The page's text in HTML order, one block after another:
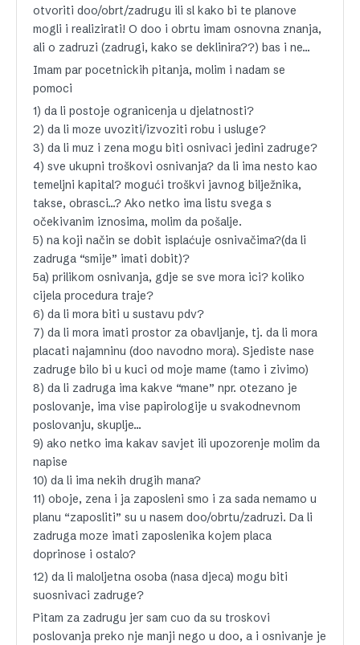
otvoriti doo/obrt/zadrugu ili sl kako bi te planove
mogli i realizirati! O doo i obrtu imam osnovna znanja,
ali o zadruzi (zadrugi, kako se deklinira??) bas i ne…
Imam par pocetnickih pitanja, molim i nadam se
pomoci
1) da li postoje ogranicenja u djelatnosti?
2) da li moze uvoziti/izvoziti robu i usluge?
3) da li muz i zena mogu biti osnivaci jedini zadruge?
4) sve ukupni troškovi osnivanja? da li ima nesto kao
temeljni kapital? mogući troškvi javnog bilježnika,
takse, obrasci…? Ako netko ima listu svega s
očekivanim iznosima, molim da pošalje.
5) na koji način se dobit isplaćuje osnivačima?(da li
zadruga “smije” imati dobit)?
5a) prilikom osnivanja, gdje se sve mora ici? koliko
cijela procedura traje?
6) da li mora biti u sustavu pdv?
7) da li mora imati prostor za obavljanje, tj. da li mora
placati najamninu (doo navodno mora). Sjediste nase
zadruge bilo bi u kuci od moje mame (tamo i zivimo)
8) da li zadruga ima kakve “mane” npr. otezano je
poslovanje, ima vise papirologije u svakodnevnom
poslovanju, skuplje…
9) ako netko ima kakav savjet ili upozorenje molim da
napise
10) da li ima nekih drugih mana?
11) oboje, zena i ja zaposleni smo i za sada nemamo u
planu “zaposliti” su u nasem doo/obrtu/zadruzi. Da li
zadruga moze imati zaposlenika kojem placa
doprinose i ostalo?
12) da li maloljetna osoba (nasa djeca) mogu biti
suosnivaci zadruge?
Pitam za zadrugu jer sam cuo da su troskovi
poslovanja preko nje manji nego u doo, a i osnivanje je